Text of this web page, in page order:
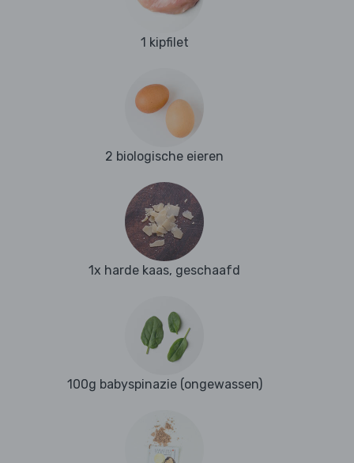
1 kipfilet
2 biologische eieren
1x harde kaas, geschaafd
100g babyspinazie (ongewassen)